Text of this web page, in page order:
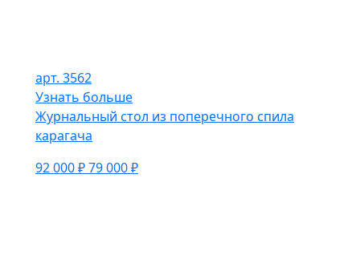
арт. 3562
Узнать больше
Журнальный стол из поперечного спила
карагача
92 000 ₽79 000 ₽